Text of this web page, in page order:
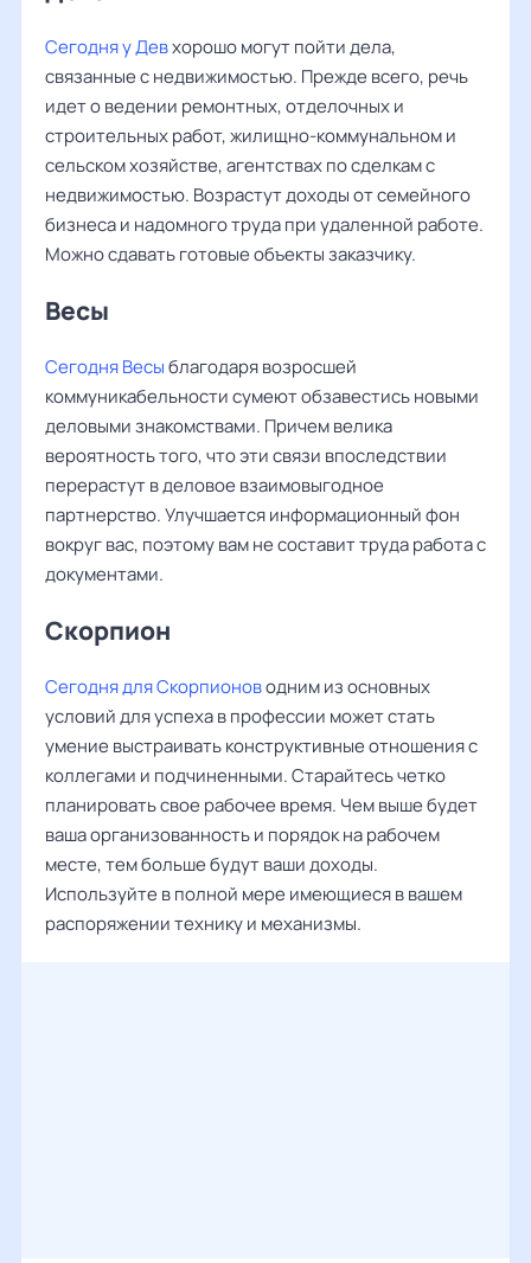
Сегодня у Девхорошо могут пойти дела,
связанные с недвижимостью. Прежде всего, речь
идет о ведении ремонтных, отделочных и
строительных работ, жилищно-коммунальном и
сельском хозяйстве, агентствах по сделкам с
недвижимостью. Возрастут доходы от семейного
бизнеса и надомного труда при удаленной работе.
Можно сдавать готовые объекты заказчику.
Весы ‌‌
Сегодня Весыблагодаря возросшей
коммуникабельности сумеют обзавестись новыми
деловыми знакомствами. Причем велика
вероятность того, что эти связи впоследствии
перерастут в деловое взаимовыгодное
партнерство. Улучшается информационный фон
вокруг вас, поэтому вам не составит труда работа с
документами.
Скорпион
Сегодня для Скорпионоводним из основных
условий для успеха в профессии может стать
умение выстраивать конструктивные отношения с
коллегами и подчиненными. Старайтесь четко
планировать свое рабочее время. Чем выше будет
ваша организованность и порядок на рабочем
месте, тем больше будут ваши доходы.
Используйте в полной мере имеющиеся в вашем
распоряжении технику и механизмы.